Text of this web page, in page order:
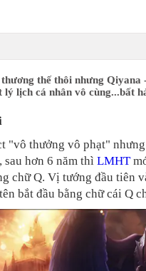
thương thế thôi nhưng
lý lịch cá nhân vô cùng...bất
"vô thưởng vô phạt"
, sau hơn 6 năm thì LMHT
chữ Q. Vị tướng đầu tiên
bắt đầu bằng chữ cái Q